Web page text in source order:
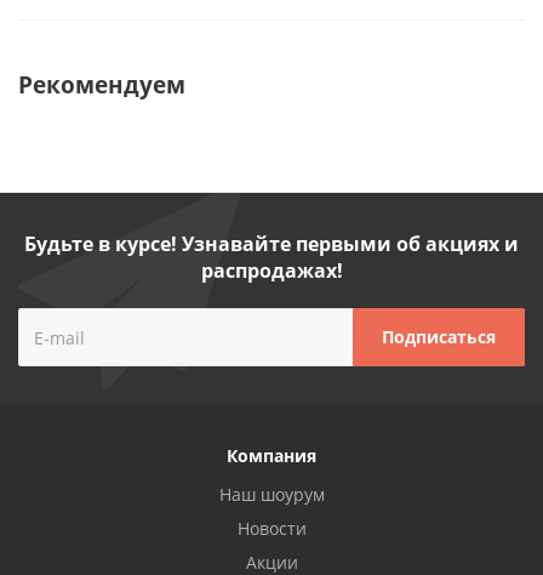
Рекомендуем
Будьте в курсе! Узнавайте первыми об акциях и
распродажах!
Компания
Наш шоурум
Новости
Акции